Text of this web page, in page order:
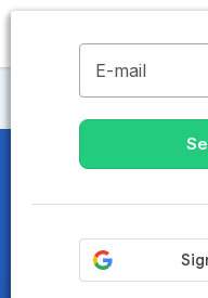
Maisons de
Maisons de
Saint-
E-mail